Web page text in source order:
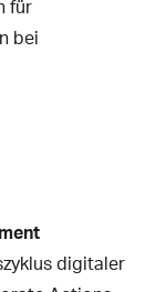
für
bei
digitaler